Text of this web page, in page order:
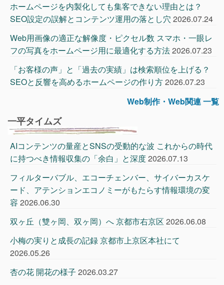
ホームページを内製化しても集客できない理由とは？
SEO設定の誤解とコンテンツ運用の落とし穴 2026.07.24
Web用画像の適正な解像度・ピクセル数 スマホ・一眼レ
フの写真をホームページ用に最適化する方法2026.07.23
「お客様の声」と「過去の実績」は検索順位を上げる？
SEOと反響を高めるホームページの作り方2026.07.23
Web制作・Web関連 一覧
一平タイムズ
AIコンテンツの量産とSNSの受動的な波 これからの時代
に持つべき情報収集の「余白」と深度2026.07.13
フィルターバブル、エコーチェンバー、サイバーカスケ
ード、アテンションエコノミーがもたらす情報環境の変
容 2026.06.30
双ヶ丘（雙ヶ岡、双ヶ岡）へ 京都市右京区 2026.06.08
小梅の実りと成長の記録 京都市上京区本社にて
2026.05.26
杏の花 開花の様子 2026.03.27